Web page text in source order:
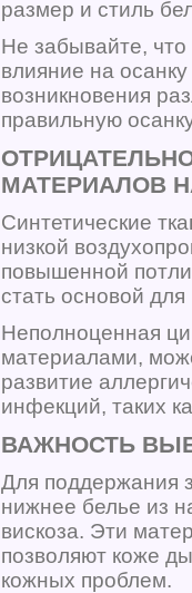
размер и стиль
Не забывайте,
влияние на
возникновения
правильную
МАТЕРИАЛОВ
Синтетические
низкой
повышенной
стать основой
Неполноценная
материалами,
развитие
инфекций, таких
ВАЖНОСТЬ
Для поддержания
нижнее белье из
вискоза. Эти
позволяют коже
кожных проблем.